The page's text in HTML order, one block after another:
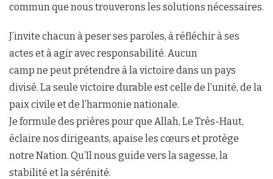
commun que nous trouverons les solutions nécessaires.
J’invite chacun à peser ses paroles, à réfléchir à ses
actes et à agir avec responsabilité. Aucun
camp ne peut prétendre à la victoire dans un pays
divisé. La seule victoire durable est celle de l’unité, de la
paix civile et de l’harmonie nationale.
Je formule des prières pour que Allah, Le Très-Haut,
éclaire nos dirigeants, apaise les cœurs et protège
notre Nation. Qu’Il nous guide vers la sagesse, la
stabilité et la sérénité.